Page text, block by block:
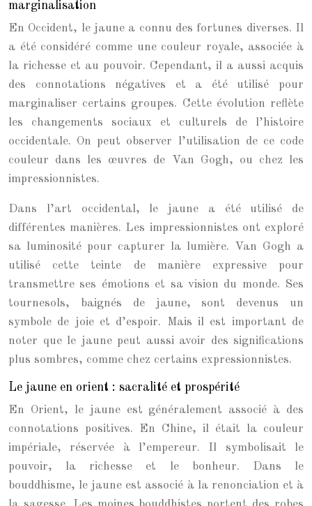
marginalisation
En Occident, le jaune a connu des fortunes diverses. Il
a été considéré comme une couleur royale, associée à
la richesse et au pouvoir. Cependant, il a aussi acquis
des connotations négatives et a été utilisé pour
marginaliser certains groupes. Cette évolution reflète
les changements sociaux et culturels de l’histoire
occidentale. On peut observer l’utilisation de ce code
couleur dans les œuvres de Van Gogh, ou chez les
impressionnistes.
Dans l’art occidental, le jaune a été utilisé de
différentes manières. Les impressionnistes ont exploré
sa luminosité pour capturer la lumière. Van Gogh a
utilisé cette teinte de manière expressive pour
transmettre ses émotions et sa vision du monde. Ses
tournesols, baignés de jaune, sont devenus un
symbole de joie et d’espoir. Mais il est important de
noter que le jaune peut aussi avoir des significations
plus sombres, comme chez certains expressionnistes.
Le jaune en orient : sacralité et prospérité
En Orient, le jaune est généralement associé à des
connotations positives. En Chine, il était la couleur
impériale, réservée à l’empereur. Il symbolisait le
pouvoir, la richesse et le bonheur. Dans le
bouddhisme, le jaune est associé à la renonciation et à